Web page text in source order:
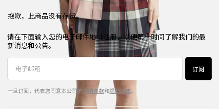
抱歉，此商品没有存货。
请在下面输入您的电子邮件地址注册，以便第一时间了解我们的最
新消息和公告。
订阅
一旦订阅，代表您同意本公司的使用条款和隐私政策。